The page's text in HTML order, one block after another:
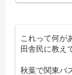
これって何が
田舎民に教え
秋葉で関東バ